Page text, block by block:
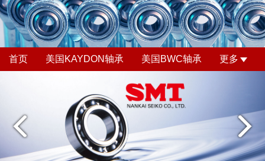
首页 美国KAYDON轴承 美国BWC轴承 更多